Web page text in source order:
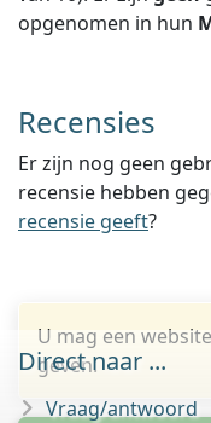
opgenomen in hun
Recensies
Er zijn nog geen
recensie hebben
recensie geeft?
U mag een
geven.
Direct naar ...
Vraag/antwoord